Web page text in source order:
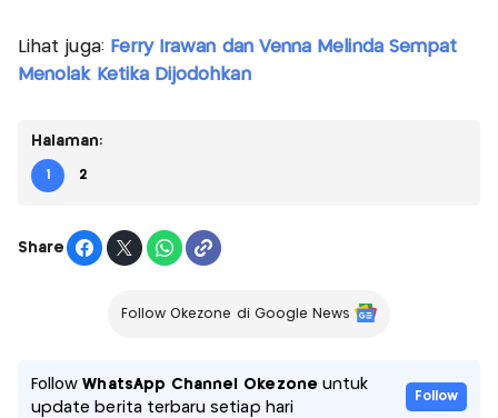
Lihat juga: Ferry Irawan dan Venna Melinda Sempat
Menolak Ketika Dijodohkan
Halaman:
1 2
Share
Follow Okezone di Google News
FollowWhatsApp Channel Okezone untuk
update berita terbaru setiap hari
Follow